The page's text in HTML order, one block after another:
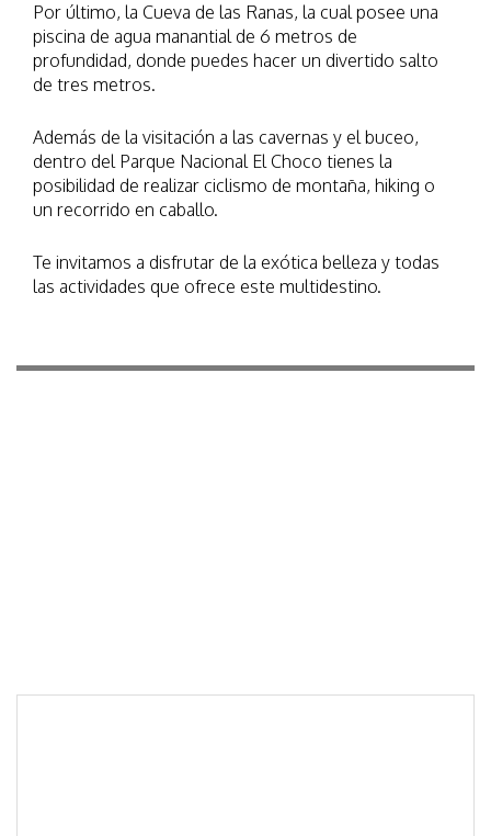
Por último, la Cueva de las Ranas, la cual posee una
piscina de agua manantial de 6 metros de
profundidad, donde puedes hacer un divertido salto
de tres metros.
Además de la visitación a las cavernas y el buceo,
dentro del Parque Nacional El Choco tienes la
posibilidad de realizar ciclismo de montaña, hiking o
un recorrido en caballo.
Te invitamos a disfrutar de la exótica belleza y todas
las actividades que ofrece este multidestino.